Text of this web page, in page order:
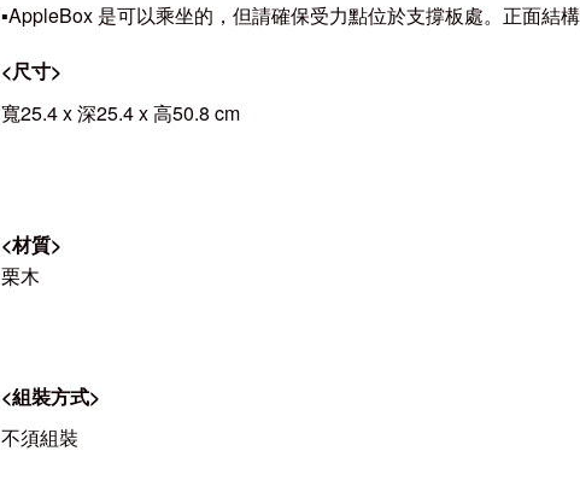
▪️AppleBox 是可以乘坐的，但請確保受力點位於支撐板處。正面結
<尺寸>
寬25.4 x 深25.4 x 高50.8 cm
<材質>
栗木
<組裝方式>
不須組裝